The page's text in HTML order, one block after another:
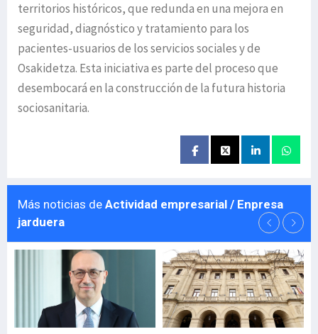
territorios históricos, que redunda en una mejora en
seguridad, diagnóstico y tratamiento para los
pacientes-usuarios de los servicios sociales y de
Osakidetza. Esta iniciativa es parte del proceso que
desembocará en la construcción de la futura historia
sociosanitaria.
Más noticias de Actividad empresarial / Enpresa
jarduera